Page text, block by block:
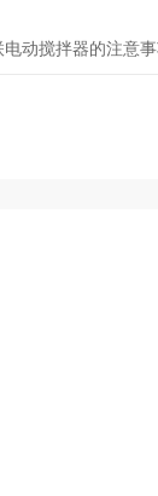
动搅拌器的注意